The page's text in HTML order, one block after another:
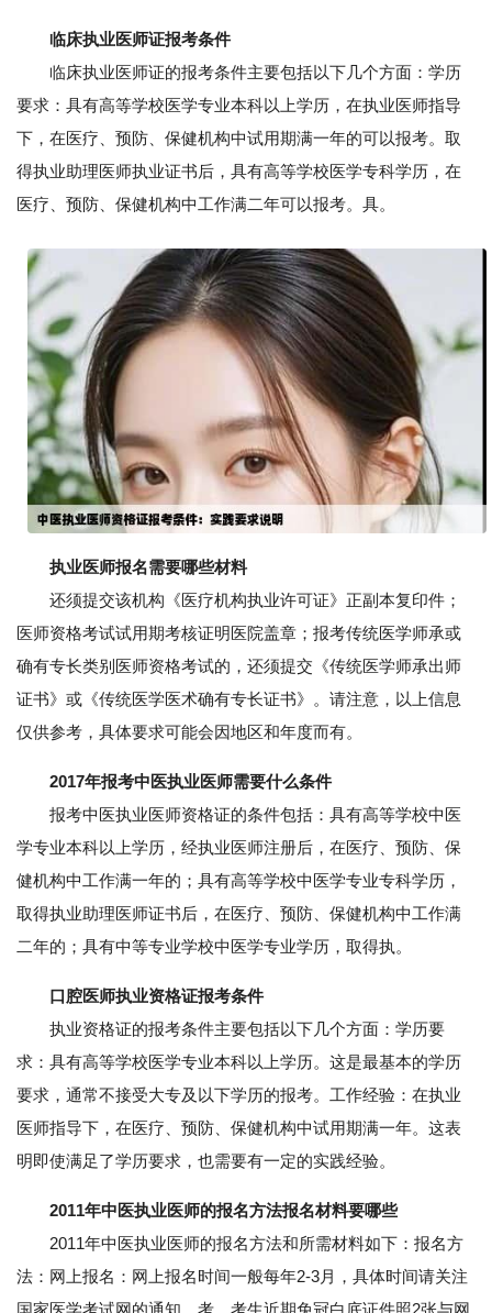
临床执业医师证报考条件
临床执业医师证的报考条件主要包括以下几个方面：学历
要求：具有高等学校医学专业本科以上学历，在执业医师指导
下，在医疗、预防、保健机构中试用期满一年的可以报考。取
得执业助理医师执业证书后，具有高等学校医学专科学历，在
医疗、预防、保健机构中工作满二年可以报考。具。
执业医师报名需要哪些材料
还须提交该机构《医疗机构执业许可证》正副本复印件；
医师资格考试试用期考核证明医院盖章；报考传统医学师承或
确有专长类别医师资格考试的，还须提交《传统医学师承出师
证书》或《传统医学医术确有专长证书》。请注意，以上信息
仅供参考，具体要求可能会因地区和年度而有。
2017年报考中医执业医师需要什么条件
报考中医执业医师资格证的条件包括：具有高等学校中医
学专业本科以上学历，经执业医师注册后，在医疗、预防、保
健机构中工作满一年的；具有高等学校中医学专业专科学历，
取得执业助理医师证书后，在医疗、预防、保健机构中工作满
二年的；具有中等专业学校中医学专业学历，取得执。
口腔医师执业资格证报考条件
执业资格证的报考条件主要包括以下几个方面：学历要
求：具有高等学校医学专业本科以上学历。这是最基本的学历
要求，通常不接受大专及以下学历的报考。工作经验：在执业
医师指导下，在医疗、预防、保健机构中试用期满一年。这表
明即使满足了学历要求，也需要有一定的实践经验。
2011年中医执业医师的报名方法报名材料要哪些
2011年中医执业医师的报名方法和所需材料如下：报名方
法：网上报名：网上报名时间一般每年2-3月，具体时间请关注
国家医学考试网的通知，考。考生近期免冠白底证件照2张与网